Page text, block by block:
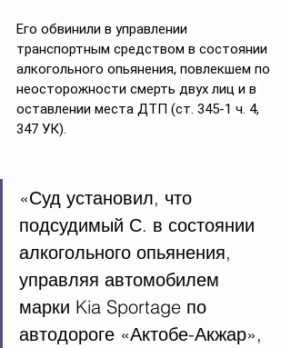
Его обвинили в управлении
транспортным средством в состоянии
алкогольного опьянения, повлекшем по
неосторожности смерть двух лиц и в
оставлении места ДТП (ст. 345-1 ч. 4,
347 УК).
«Суд установил, что
подсудимый С. в состоянии
алкогольного опьянения,
управляя автомобилем
марки Kia Sportage по
автодороге «Актобе-Акжар»,